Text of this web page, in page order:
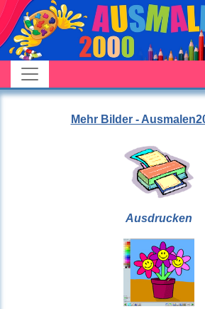
Mehr Bilder -
Ausdrucken